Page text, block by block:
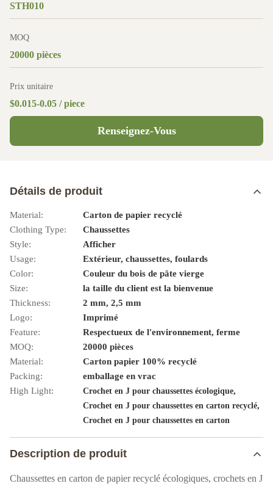
STH010
MOQ
20000 pièces
Prix unitaire
$0.015-0.05 / piece
Renseignez-Vous
Détails de produit
Material:
Carton de papier recyclé
Clothing Type:
Chaussettes
Style:
Afficher
Usage:
Extérieur, chaussettes, foulards
Color:
Couleur du bois de pâte vierge
Size:
la taille du client est la bienvenue
Thickness:
2 mm, 2,5 mm
Logo:
Imprimé
Feature:
Respectueux de l'environnement, ferme
MOQ:
20000 pièces
Material:
Carton papier 100% recyclé
Packing:
emballage en vrac
High Light:
Crochet en J pour chaussettes écologique,
Crochet en J pour chaussettes en carton recyclé,
Crochet en J pour chaussettes en carton
Description de produit
Chaussettes en carton de papier recyclé écologiques, crochets en J